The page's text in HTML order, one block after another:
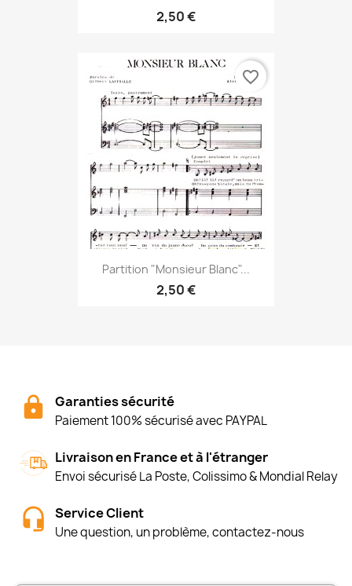
2,50 €
Partition "Monsieur Blanc"...
2,50 €
favorite_border
Garanties sécurité
Paiement 100% sécurisé avec PAYPAL
Livraison en France et à l'étranger
Envoi sécurisé La Poste, Colissimo & Mondial Relay
Service Client
Une question, un problème, contactez-nous